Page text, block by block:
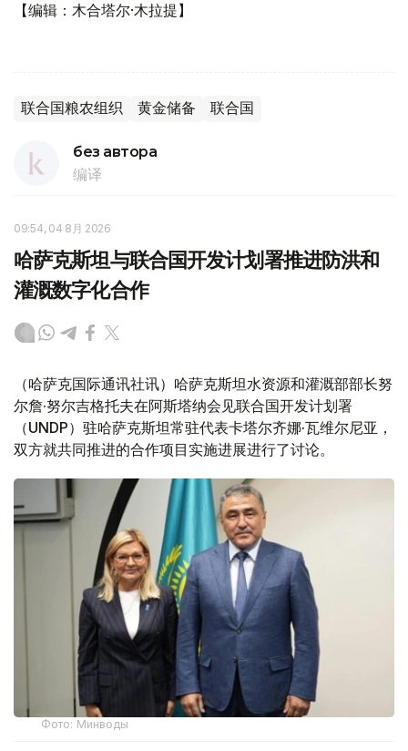
【编辑：木合塔尔·木拉提】
联合国粮农组织 黄金储备 联合国
без автора
编译
09:54, 04 8月 2026
哈萨克斯坦与联合国开发计划署推进防洪和
灌溉数字化合作
（哈萨克国际通讯社讯）哈萨克斯坦水资源和灌溉部部长努
尔詹·努尔吉格托夫在阿斯塔纳会见联合国开发计划署
（UNDP）驻哈萨克斯坦常驻代表卡塔尔齐娜·瓦维尔尼亚，
双方就共同推进的合作项目实施进展进行了讨论。
Фото: Минводы